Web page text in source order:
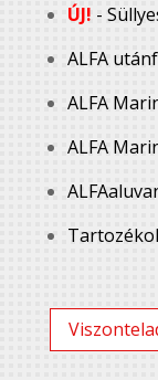
ÚJ! -
ALFA
ALFA
ALFA